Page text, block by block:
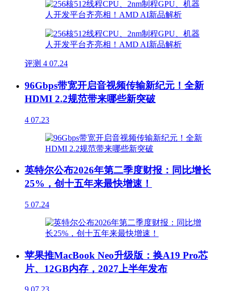
评测 4 07.24
96Gbps带宽开启音视频传输新纪元！全新
HDMI 2.2规范带来哪些新突破
4 07.23
英特尔公布2026年第二季度财报：同比增长
25%，创十五年来最快增速！
5 07.24
苹果推MacBook Neo升级版：换A19 Pro芯
片、12GB内存，2027上半年发布